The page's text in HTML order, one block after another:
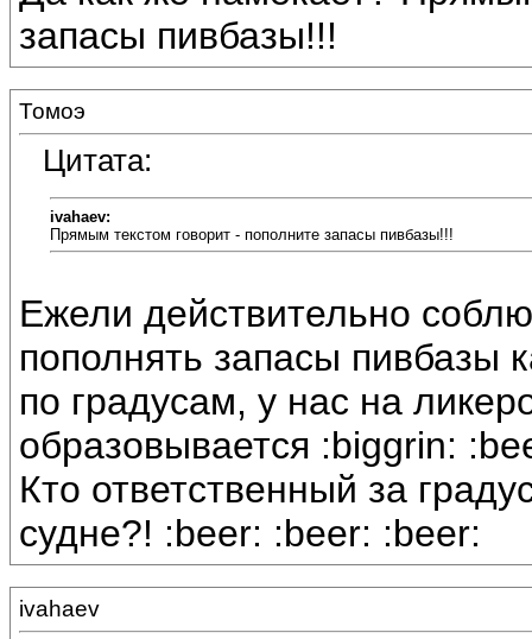
запасы пивбазы!!!
Томоэ
Цитата:
ivahaev:
Прямым текстом говорит - пополните запасы пивбазы!!!
Ежели действительно
пополнять запасы пивбазы
по градусам, у нас на
образовывается :biggrin:
Кто ответственный за
судне?! :beer: :beer: :beer:
ivahaev